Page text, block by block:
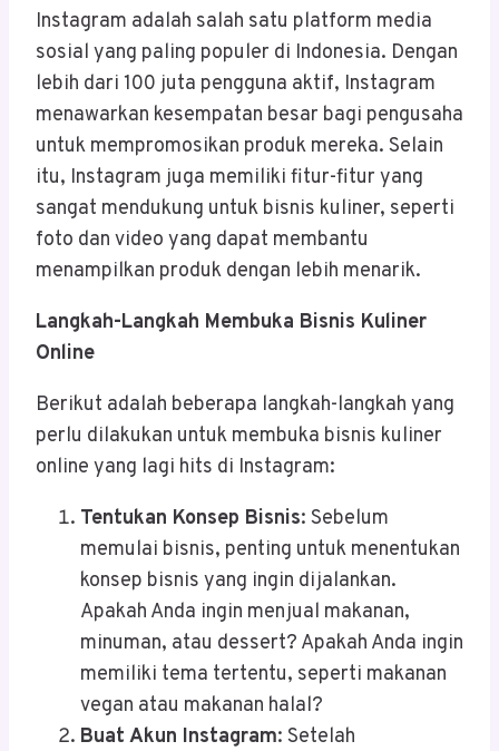
Instagram adalah salah satu platform media
sosial yang paling populer di Indonesia. Dengan
lebih dari 100 juta pengguna aktif, Instagram
menawarkan kesempatan besar bagi pengusaha
untuk mempromosikan produk mereka. Selain
itu, Instagram juga memiliki fitur-fitur yang
sangat mendukung untuk bisnis kuliner, seperti
foto dan video yang dapat membantu
menampilkan produk dengan lebih menarik.
Langkah-Langkah Membuka Bisnis Kuliner
Online
Berikut adalah beberapa langkah-langkah yang
perlu dilakukan untuk membuka bisnis kuliner
online yang lagi hits di Instagram:
Tentukan Konsep Bisnis: Sebelum
memulai bisnis, penting untuk menentukan
konsep bisnis yang ingin dijalankan.
Apakah Anda ingin menjual makanan,
minuman, atau dessert? Apakah Anda ingin
memiliki tema tertentu, seperti makanan
vegan atau makanan halal?
Buat Akun Instagram: Setelah